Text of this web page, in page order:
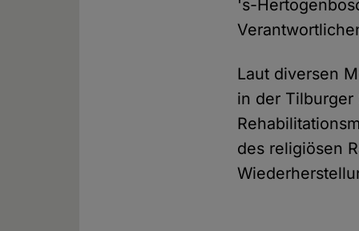
's-
Laut diversen
in der
des religiösen